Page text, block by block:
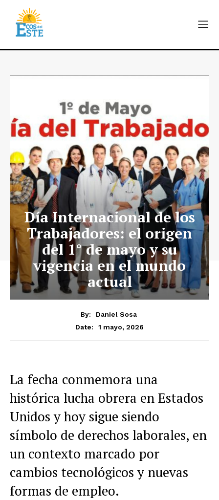
Día Internacional de los
Trabajadores: el origen
del 1° de mayo y su
vigencia en el mundo
actual
By:
Daniel Sosa
Date:
1 mayo, 2026
La fecha conmemora una
histórica lucha obrera en Estados
Unidos y hoy sigue siendo
símbolo de derechos laborales, en
un contexto marcado por
cambios tecnológicos y nuevas
formas de empleo.